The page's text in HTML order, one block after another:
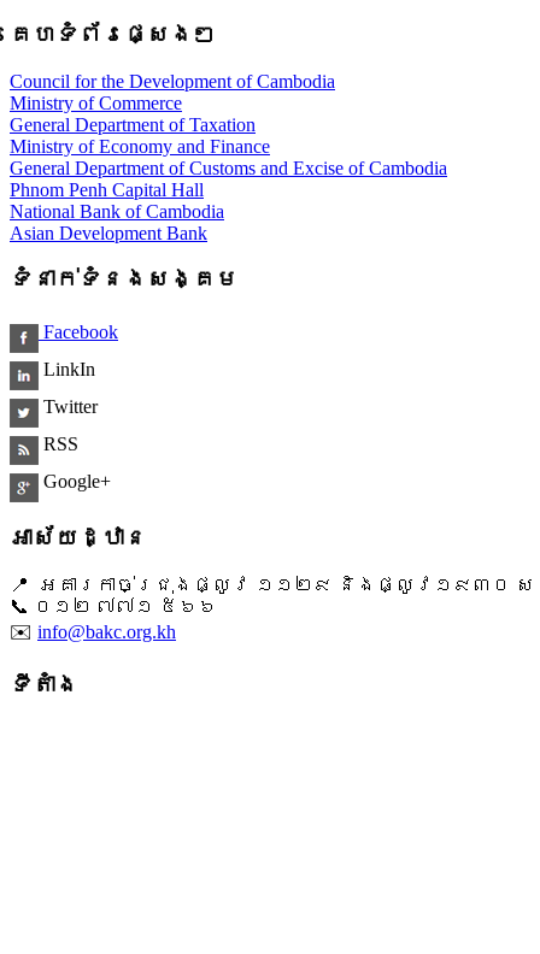
គេហទំព័រផ្សេងៗ
Council for the Development of Cambodia
Ministry of Commerce
General Department of Taxation
Ministry of Economy and Finance
General Department of Customs and Excise of Cambodia
Phnom Penh Capital Hall
National Bank of Cambodia
Asian Development Bank
ទំនាក់ទំនងសង្គម
Facebook
LinkIn
Twitter
RSS
Google+
អាស័យដ្ឋាន
📍 អគារកាច់ជ្រុងផ្លូវ ១១២៩ និងផ្លូវ១៩៣០ ស
📞 ​០១២ ៧៧១ ៥៦៦
✉️ info@bakc.org.kh
ទីតាំង